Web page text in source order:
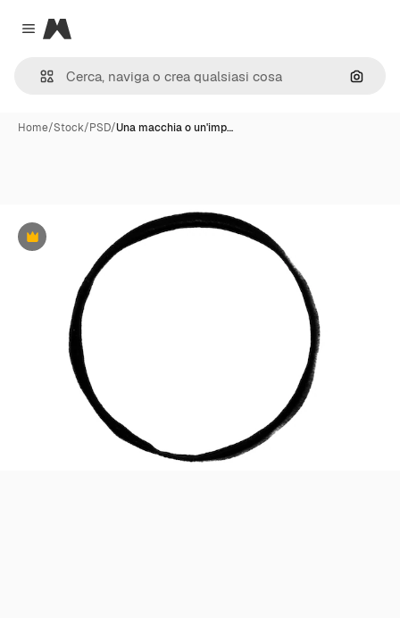
Close menu
Magnific
Cerca
Home/Stock/PSD/Una macchia o un'imp…
Premium